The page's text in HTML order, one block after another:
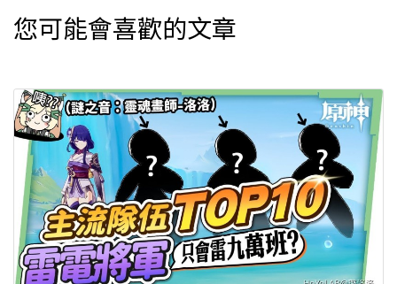
您可能會喜歡的文章